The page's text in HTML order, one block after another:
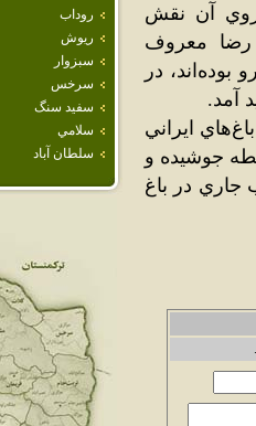
روداب
ريوش
سبزوار
سرخس
سفيد سنگ
سلامي
سلطان آباد
روي آن نقش
رضا معروف
مرو بوده‌اند، در
آمد.
ايراني
جوشيده و
جاري در باغ